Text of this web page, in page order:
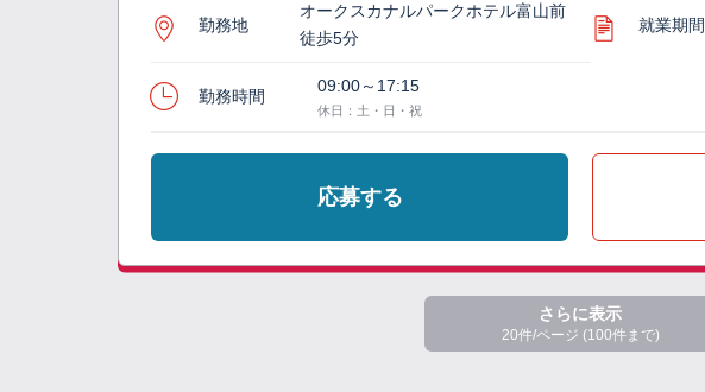
勤務地
オークスカナルパークホテル富山前
徒歩5分
就業期間
勤務時間
09:00～17:15
休日：土・日・祝
応募する
さらに表示
20件/ページ (100件まで)